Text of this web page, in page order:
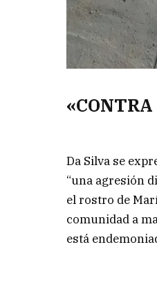
Da Silva se
“una agresión
el rostro de
comunidad a
está